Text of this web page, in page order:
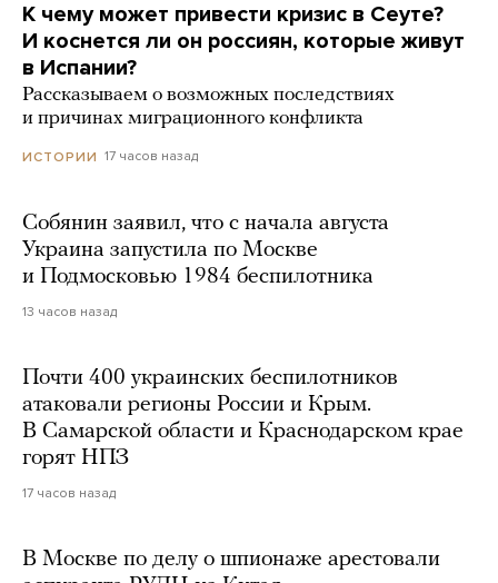
К чему может привести кризис в Сеуте?
И коснется ли он россиян, которые живут
в Испании?
Рассказываем о возможных последствиях
и причинах миграционного конфликта
ИСТОРИИ 17 часов назад
Собянин заявил, что с начала августа
Украина запустила по Москве
и Подмосковью 1984 беспилотника
13 часов назад
Почти 400 украинских беспилотников
атаковали регионы России и Крым.
В Самарской области и Краснодарском крае
горят НПЗ
17 часов назад
В Москве по делу о шпионаже арестовали